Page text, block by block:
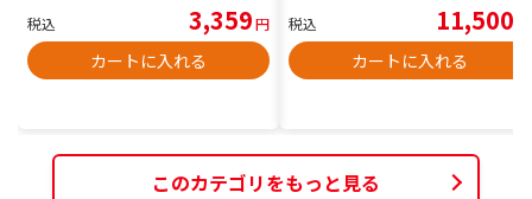
税込 3,359円
カートに入れる
税込 11,500
カートに入れる
このカテゴリをもっと見る